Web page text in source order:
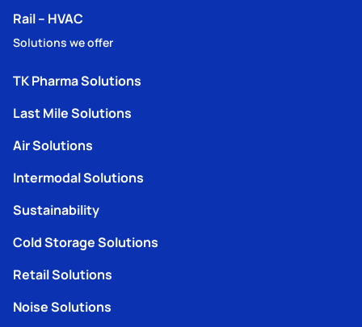
Rail – HVAC
Solutions we offer
TK Pharma Solutions
Last Mile Solutions
Air Solutions
Intermodal Solutions
Sustainability
Cold Storage Solutions
Retail Solutions
Noise Solutions